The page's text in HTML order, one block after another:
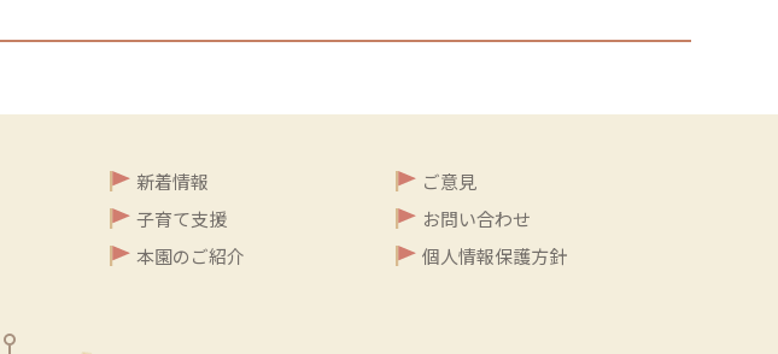
新着情報
ご意見
子育て支援
お問い合わせ
本園のご紹介
個人情報保護方針